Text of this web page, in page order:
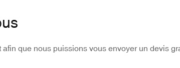
que nous puissions vous envoyer un devis